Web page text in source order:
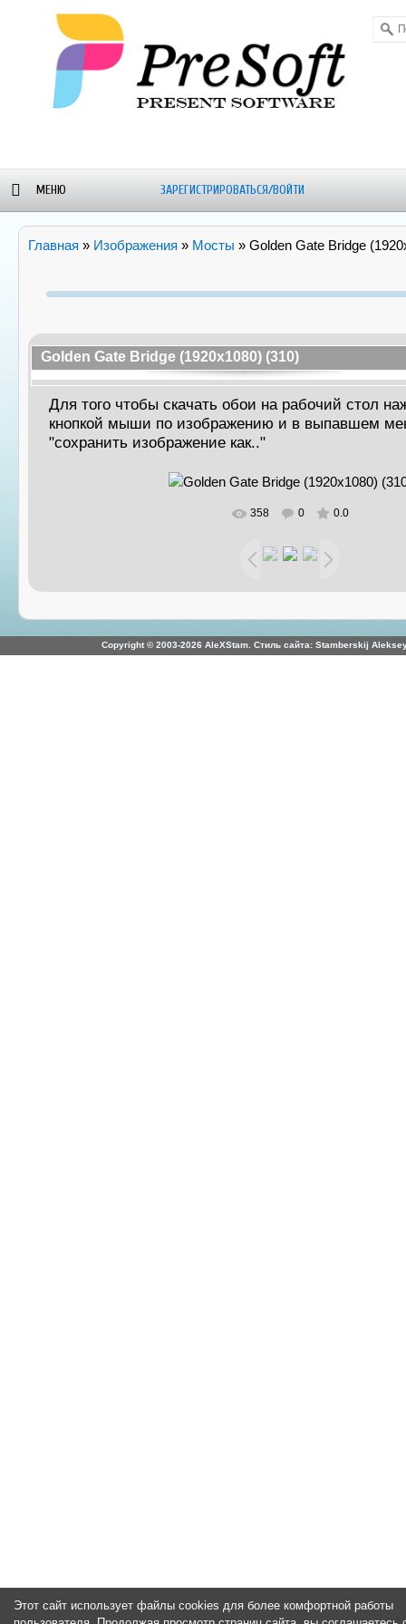
МЕНЮ ЗАРЕГИСТРИРОВАТЬСЯ/ВОЙТИ
НОВОСТИ
- SOFT
Главная » Изображения » Мосты » Golden Gate Bridge
Golden Gate Bridge (1920x1080) (310)
Для того чтобы скачать обои на рабочий стол
кнопкой мыши по изображению и в выпавшем
"сохранить изображение как.."
В реальном размере 1920x1080
358 0 0.0
Copyright © 2003-2026 AleXStam. Стиль сайта: Stamberskij
Этот сайт использует файлы cookies для более комфортной работы